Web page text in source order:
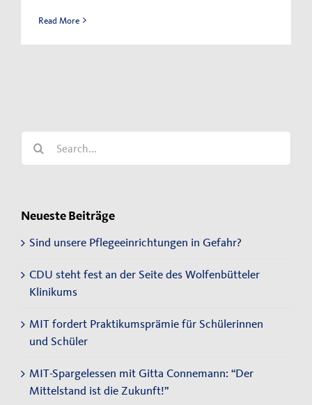
Read More
for:
Neueste Beiträge
Sind unsere Pflegeeinrichtungen in Gefahr?
CDU steht fest an der Seite des Wolfenbütteler
Klinikums
MIT fordert Praktikumsprämie für Schülerinnen
und Schüler
MIT-Spargelessen mit Gitta Connemann: “Der
Mittelstand ist die Zukunft!”